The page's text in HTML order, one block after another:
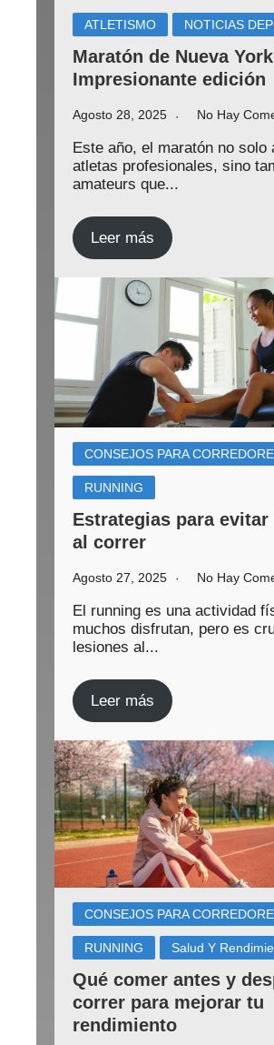
ATLETISMO NOTICIAS
Maratón de Nueva
Impresionante edición
Agosto 28, 2025 No Hay
Este año, el maratón no solo
atletas profesionales, sino
amateurs que...
Leer más
CONSEJOS PARA
RUNNING
Estrategias para
al correr
Agosto 27, 2025 No Hay
El running es una actividad
muchos disfrutan, pero es
lesiones al...
Leer más
CONSEJOS PARA
RUNNING Salud Y
Qué comer antes y
correr para mejorar tu
rendimiento